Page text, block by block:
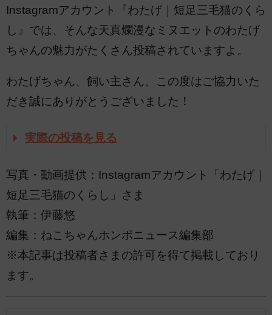
Instagramアカウント『わたげ｜短足三毛猫のくら
し』では、そんな天真爛漫なミヌエットのわたげ
ちゃんの魅力がたくさん投稿されていますよ。
わたげちゃん、飼い主さん、この度はご協力いた
だき誠にありがとうございました！
実際の投稿を見る
写真・動画提供：Instagramアカウント「わたげ｜
短足三毛猫のくらし」さま
執筆：伊藤悠
編集：ねこちゃんホンポニュース編集部
※本記事は投稿者さまの許可を得て掲載しており
ます。